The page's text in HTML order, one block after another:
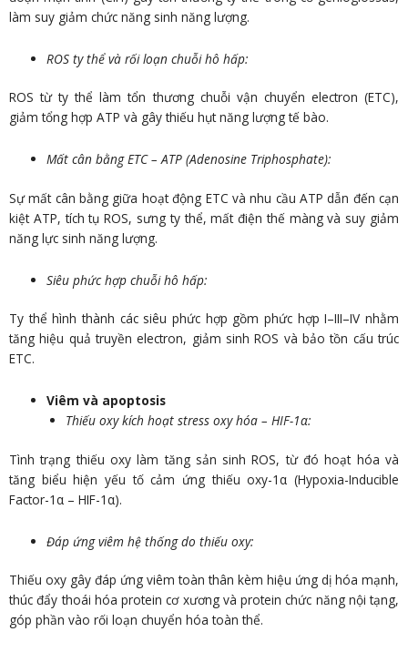
làm suy giảm chức năng sinh năng lượng.
ROS ty thể và rối loạn chuỗi hô hấp:
ROS từ ty thể làm tổn thương chuỗi vận chuyển electron (ETC),
giảm tổng hợp ATP và gây thiếu hụt năng lượng tế bào.
Mất cân bằng ETC – ATP (Adenosine Triphosphate):
Sự mất cân bằng giữa hoạt động ETC và nhu cầu ATP dẫn đến cạn
kiệt ATP, tích tụ ROS, sưng ty thể, mất điện thế màng và suy giảm
năng lực sinh năng lượng.
Siêu phức hợp chuỗi hô hấp:
Ty thể hình thành các siêu phức hợp gồm phức hợp I–III–IV nhằm
tăng hiệu quả truyền electron, giảm sinh ROS và bảo tồn cấu trúc
ETC.
Viêm và apoptosis
Thiếu oxy kích hoạt stress oxy hóa – HIF-1α:
Tình trạng thiếu oxy làm tăng sản sinh ROS, từ đó hoạt hóa và
tăng biểu hiện yếu tố cảm ứng thiếu oxy-1α (Hypoxia-Inducible
Factor-1α – HIF-1α).
Đáp ứng viêm hệ thống do thiếu oxy:
Thiếu oxy gây đáp ứng viêm toàn thân kèm hiệu ứng dị hóa mạnh,
thúc đẩy thoái hóa protein cơ xương và protein chức năng nội tạng,
góp phần vào rối loạn chuyển hóa toàn thể.